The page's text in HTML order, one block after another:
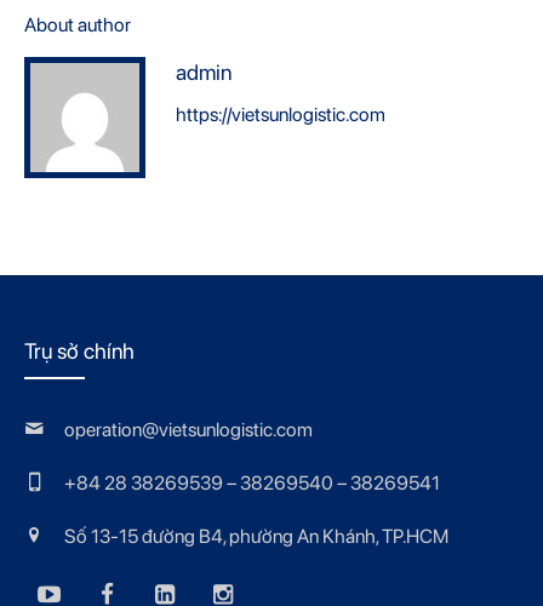
About author
admin
https://vietsunlogistic.com
Trụ sở chính
operation@vietsunlogistic.com
+84 28 38269539 – 38269540 – 38269541
Số 13-15 đường B4, phường An Khánh, TP.HCM